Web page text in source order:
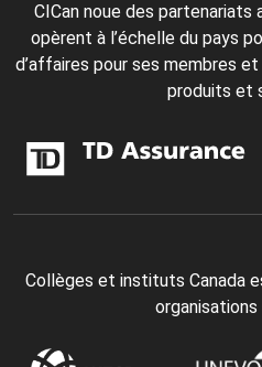
CICan noue des partenariats
opèrent à l’échelle du pays
d’affaires pour ses membres
produits et
Collèges et instituts Canada
organisations